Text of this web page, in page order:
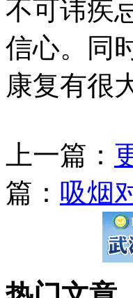
不可讳疾
信心。同
康复有很
上一篇：
篇： 吸烟